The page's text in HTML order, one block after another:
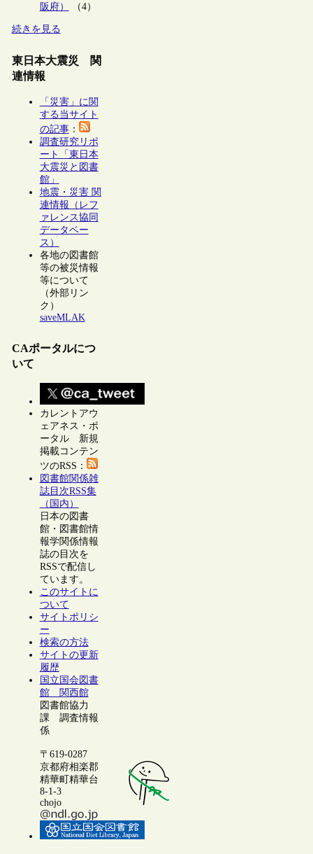
阪府）
（4）
続きを見る
東日本大震災 関
連情報
「災害」に関
する当サイト
の記事：
調査研究リポ
ート「東日本
大震災と図書
館」
地震・災害 関
連情報（レフ
ァレンス協同
データベー
ス）
各地の図書館
等の被災情報
等について
（外部リン
ク）
saveMLAK
CAポータルにつ
いて
カレントアウ
ェアネス・ポ
ータル 新規
掲載コンテン
ツのRSS：
図書館関係雑
誌目次RSS集
（国内）
日本の図書
館・図書館情
報学関係情報
誌の目次を
RSSで配信し
ています。
このサイトに
ついて
サイトポリシ
ー
検索の方法
サイトの更新
履歴
国立国会図書
館 関西館
図書館協力
課 調査情報
係
〒619-0287
京都府相楽郡
精華町精華台
8-1-3
chojo